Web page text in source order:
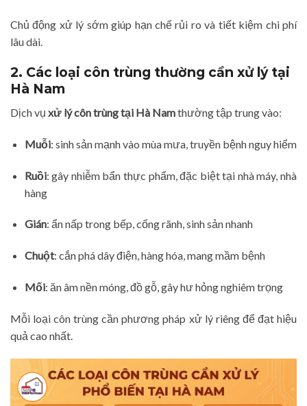
Chủ động xử lý sớm giúp hạn chế rủi ro và tiết kiệm chi phí
lâu dài.
2. Các loại côn trùng thường cần xử lý tại
Hà Nam
Dịch vụ xử lý côn trùng tại Hà Namthường tập trung vào:
Muỗi: sinh sản mạnh vào mùa mưa, truyền bệnh nguy hiểm
Ruồi: gây nhiễm bẩn thực phẩm, đặc biệt tại nhà máy, nhà
hàng
Gián: ẩn nấp trong bếp, cống rãnh, sinh sản nhanh
Chuột: cắn phá dây điện, hàng hóa, mang mầm bệnh
Mối: ăn âm nền móng, đồ gỗ, gây hư hỏng nghiêm trọng
Mỗi loại côn trùng cần phương pháp xử lý riêng để đạt hiệu
quả cao nhất.